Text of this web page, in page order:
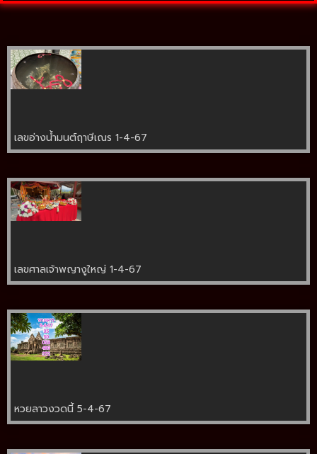
เลขอ่างน้ำมนต์ฤาษีเณร 1-4-67
เลขศาลเจ้าพญางูใหญ่ 1-4-67
หวยลาวงวดนี้ 5-4-67